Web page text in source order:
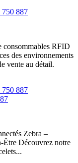
750 887
consommables RFID
des environnements
vente au détail.
750 887
Zebra –
Découvrez notre